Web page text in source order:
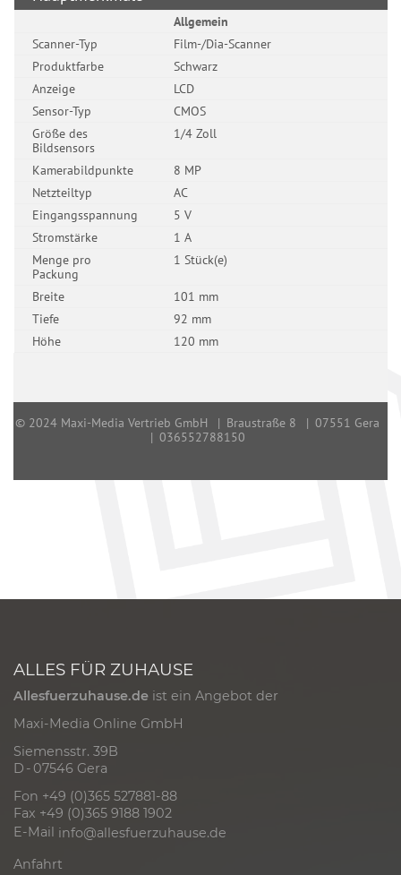
ALLES FÜR ZUHAUSE
Allesfuerzuhause.de ist ein Angebot der
Maxi-Media Online GmbH
Siemensstr. 39B
D - 07546 Gera
Fon +49 (0)365 527881-88
Fax +49 (0)365 9188 1902
E-Mail info@allesfuerzuhause.de
Anfahrt